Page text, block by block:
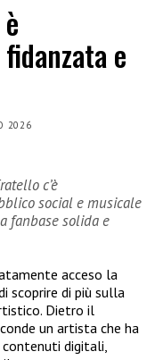
e
2026
c’è
social e musicale
fanbase solida e
acceso la
scoprire di più sulla
Dietro il
un artista che ha
contenuti digitali,